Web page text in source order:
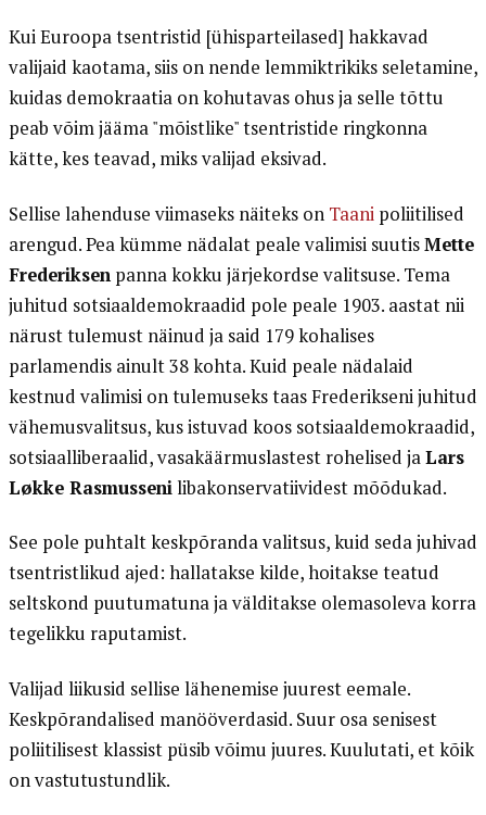
Kui Euroopa tsentristid [ühisparteilased] hakkavad
valijaid kaotama, siis on nende lemmiktrikiks seletamine,
kuidas demokraatia on kohutavas ohus ja selle tõttu
peab võim jääma "mõistlike" tsentristide ringkonna
kätte, kes teavad, miks valijad eksivad.
Sellise lahenduse viimaseks näiteks on Taanipoliitilised
arengud. Pea kümme nädalat peale valimisi suutisMette
Frederiksenpanna kokku järjekordse valitsuse. Tema
juhitud sotsiaaldemokraadid pole peale 1903. aastat nii
närust tulemust näinud ja said 179 kohalises
parlamendis ainult 38 kohta. Kuid peale nädalaid
kestnud valimisi on tulemuseks taas Frederikseni juhitud
vähemusvalitsus, kus istuvad koos sotsiaaldemokraadid,
sotsiaalliberaalid, vasakäärmuslastest rohelised jaLars
Løkke Rasmussenilibakonservatiividest mõõdukad.
See pole puhtalt keskpõranda valitsus, kuid seda juhivad
tsentristlikud ajed: hallatakse kilde, hoitakse teatud
seltskond puutumatuna ja välditakse olemasoleva korra
tegelikku raputamist.
Valijad liikusid sellise lähenemise juurest eemale.
Keskpõrandalised manööverdasid. Suur osa senisest
poliitilisest klassist püsib võimu juures. Kuulutati, et kõik
on vastutustundlik.